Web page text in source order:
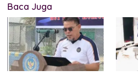
Baca Juga